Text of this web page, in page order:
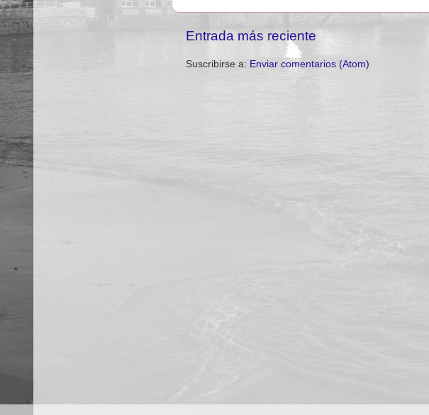
Entrada más reciente
Suscribirse a: Enviar comentarios (Atom)